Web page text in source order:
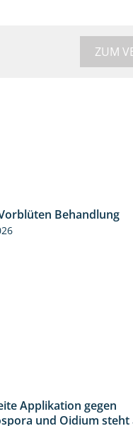
ZUM
Behandlung
Applikation gegen
und Oidium steht